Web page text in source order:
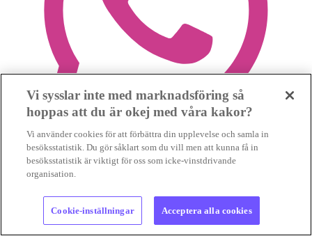
Vi sysslar inte med marknadsföring så
hoppas att du är okej med våra kakor?
Vi använder cookies för att förbättra din upplevelse och samla in
besöksstatistik. Du gör såklart som du vill men att kunna få in
besöksstatistik är viktigt för oss som icke-vinstdrivande
organisation.
Cookie-inställningar Acceptera alla cookies